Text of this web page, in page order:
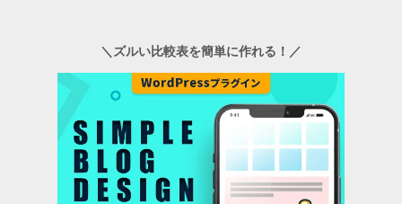
＼ズルい比較表を簡単に作れる！／